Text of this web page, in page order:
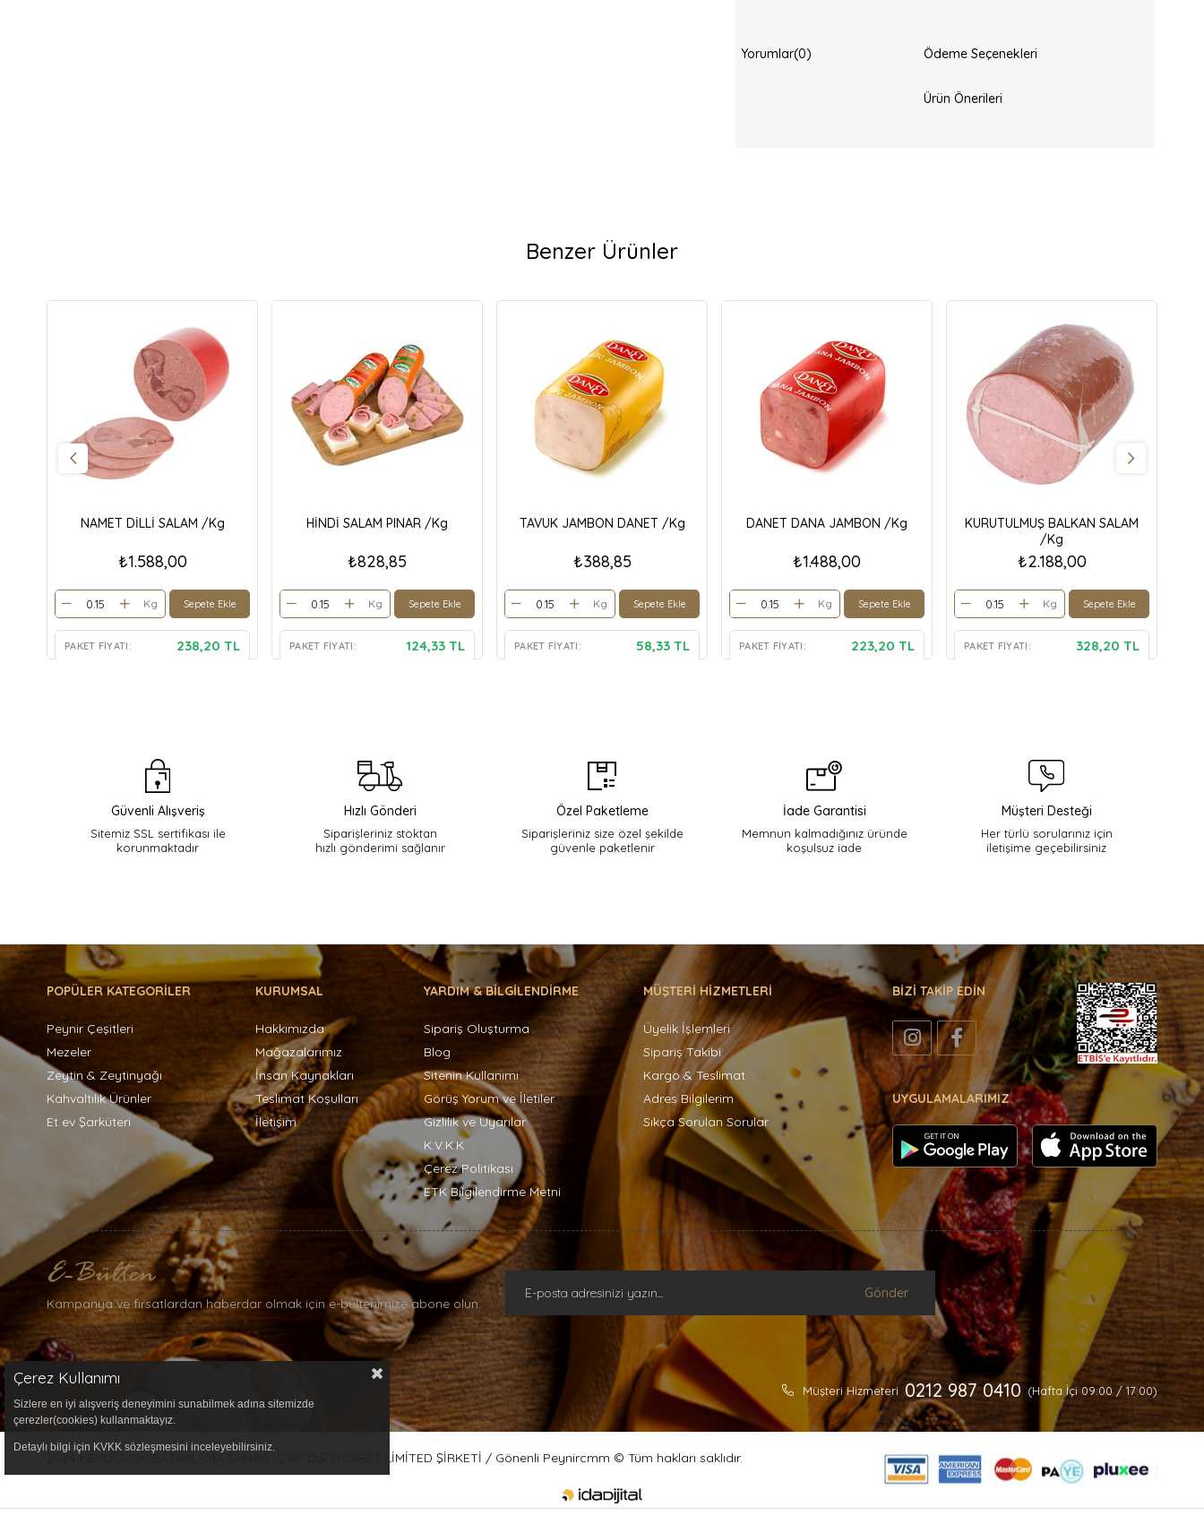
Yorumlar(0) Ödeme Seçenekleri
Ürün Önerileri
Benzer Ürünler
NAMET DİLLİ SALAM /Kg
₺1.588,00
Kg Sepete Ekle
PAKET FIYATI: 238,20 TL
HİNDİ SALAM PINAR /Kg
₺828,85
Kg Sepete Ekle
PAKET FIYATI: 124,33 TL
TAVUK JAMBON DANET /Kg
₺388,85
Kg Sepete Ekle
PAKET FIYATI: 58,33 TL
DANET DANA JAMBON /Kg
₺1.488,00
Kg Sepete Ekle
PAKET FIYATI: 223,20 TL
KURUTULMUŞ BALKAN SALAM
/Kg
₺2.188,00
Kg Sepete Ekle
PAKET FIYATI: 328,20 TL
Güvenli Alışveriş
Sitemiz SSL sertifikası ile
korunmaktadır
Hızlı Gönderi
Siparişleriniz stoktan
hızlı gönderimi sağlanır
Özel Paketleme
Siparişleriniz size özel şekilde
güvenle paketlenir
İade Garantisi
Memnun kalmadığınız üründe
koşulsuz iade
Müşteri Desteği
Her türlü sorularınız için
iletişime geçebilirsiniz
POPÜLER KATEGORİLER
Peynir Çeşitleri
Mezeler
Zeytin & Zeytinyağı
Kahvaltılık Ürünler
Et ev Şarküteri
KURUMSAL
Hakkımızda
Mağazalarımız
İnsan Kaynakları
Teslimat Koşulları
İletişim
YARDIM & BİLGİLENDİRME
Sipariş Oluşturma
Blog
Sitenin Kullanımı
Görüş Yorum ve İletiler
Gizlilik ve Uyarılar
K.V.K.K
Çerez Politikası
ETK Bilgilendirme Metni
MÜŞTERİ HİZMETLERİ
Üyelik İşlemleri
Sipariş Takibi
Kargo & Teslimat
Adres Bilgilerim
Sıkça Sorulan Sorular
BİZİ TAKİP EDİN
UYGULAMALARIMIZ
Kampanya ve fırsatlardan haberdar olmak için e-bültenimize abone olun.
Gönder
Müşteri Hizmeteri 0212 987 0410 (Hafta İçi 09:00 / 17:00)
2024 KENDİ GIDA PAZARLAMA SANAYİ İÇ VE DIŞ TİCARET LİMİTED ŞİRKETİ / Gönenli Peynircmm © Tüm hakları saklıdır.
Çerez Kullanımı
Sizlere en iyi alışveriş deneyimini sunabilmek adına sitemizde
çerezler(cookies) kullanmaktayız.
Detaylı bilgi için KVKK sözleşmesini inceleyebilirsiniz.